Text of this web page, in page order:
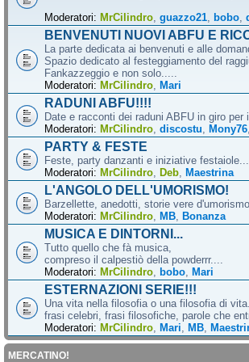
Moderatori: MrCilindro guazzo21 bobo
BENVENUTI NUOVI ABFU E
La parte dedicata ai benvenuti e alle
Spazio dedicato al festeggiamento del
Fankazzeggio e non solo.....
Moderatori: MrCilindro Mari
RADUNI ABFU!!!!
Date e racconti dei raduni ABFU in giro per
Moderatori: MrCilindro discostu Mony76
PARTY & FESTE
Feste, party danzanti e iniziative festaiole...
Moderatori: MrCilindro Deb Maestrina
L'ANGOLO DELL'UMORISMO!
Barzellette, anedotti, storie vere
Moderatori: MrCilindro MB Bonanza
MUSICA E DINTORNI...
Tutto quello che fà musica,
compreso il calpestiò della powderrr....
Moderatori: MrCilindro bobo Mari
ESTERNAZIONI SERIE!!!
Una vita nella filosofia o una filosofia di
frasi celebri, frasi filosofiche, parole che
Moderatori: MrCilindro Mari MB
MERCATINO!